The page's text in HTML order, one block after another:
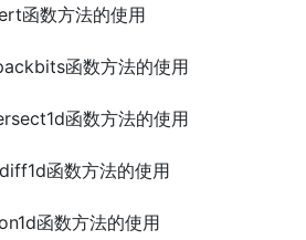
函数方法的使用
函数方法的使用
函数方法的使用
函数方法的使用
函数方法的使用